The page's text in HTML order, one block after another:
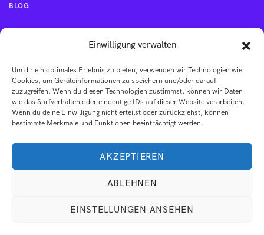
Einwilligung verwalten
Um dir ein optimales Erlebnis zu bieten, verwenden wir Technologien wie
Cookies, um Geräteinformationen zu speichern und/oder darauf
zuzugreifen. Wenn du diesen Technologien zustimmst, können wir Daten
wie das Surfverhalten oder eindeutige IDs auf dieser Website verarbeiten.
Wenn du deine Einwilligung nicht erteilst oder zurückziehst, können
bestimmte Merkmale und Funktionen beeinträchtigt werden.
AKZEPTIEREN
ABLEHNEN
EINSTELLUNGEN ANSEHEN
BLOG
IMPRESSUM
AGB
DATENSCHUTZERKLÄRUNG